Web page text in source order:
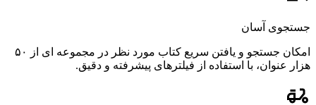
جستجوی آسان
امکان جستجو و یافتن سریع کتاب مورد نظر در مجموعه ای از ۵۰
هزار عنوان، با استفاده از فیلترهای پیشرفته و دقیق.